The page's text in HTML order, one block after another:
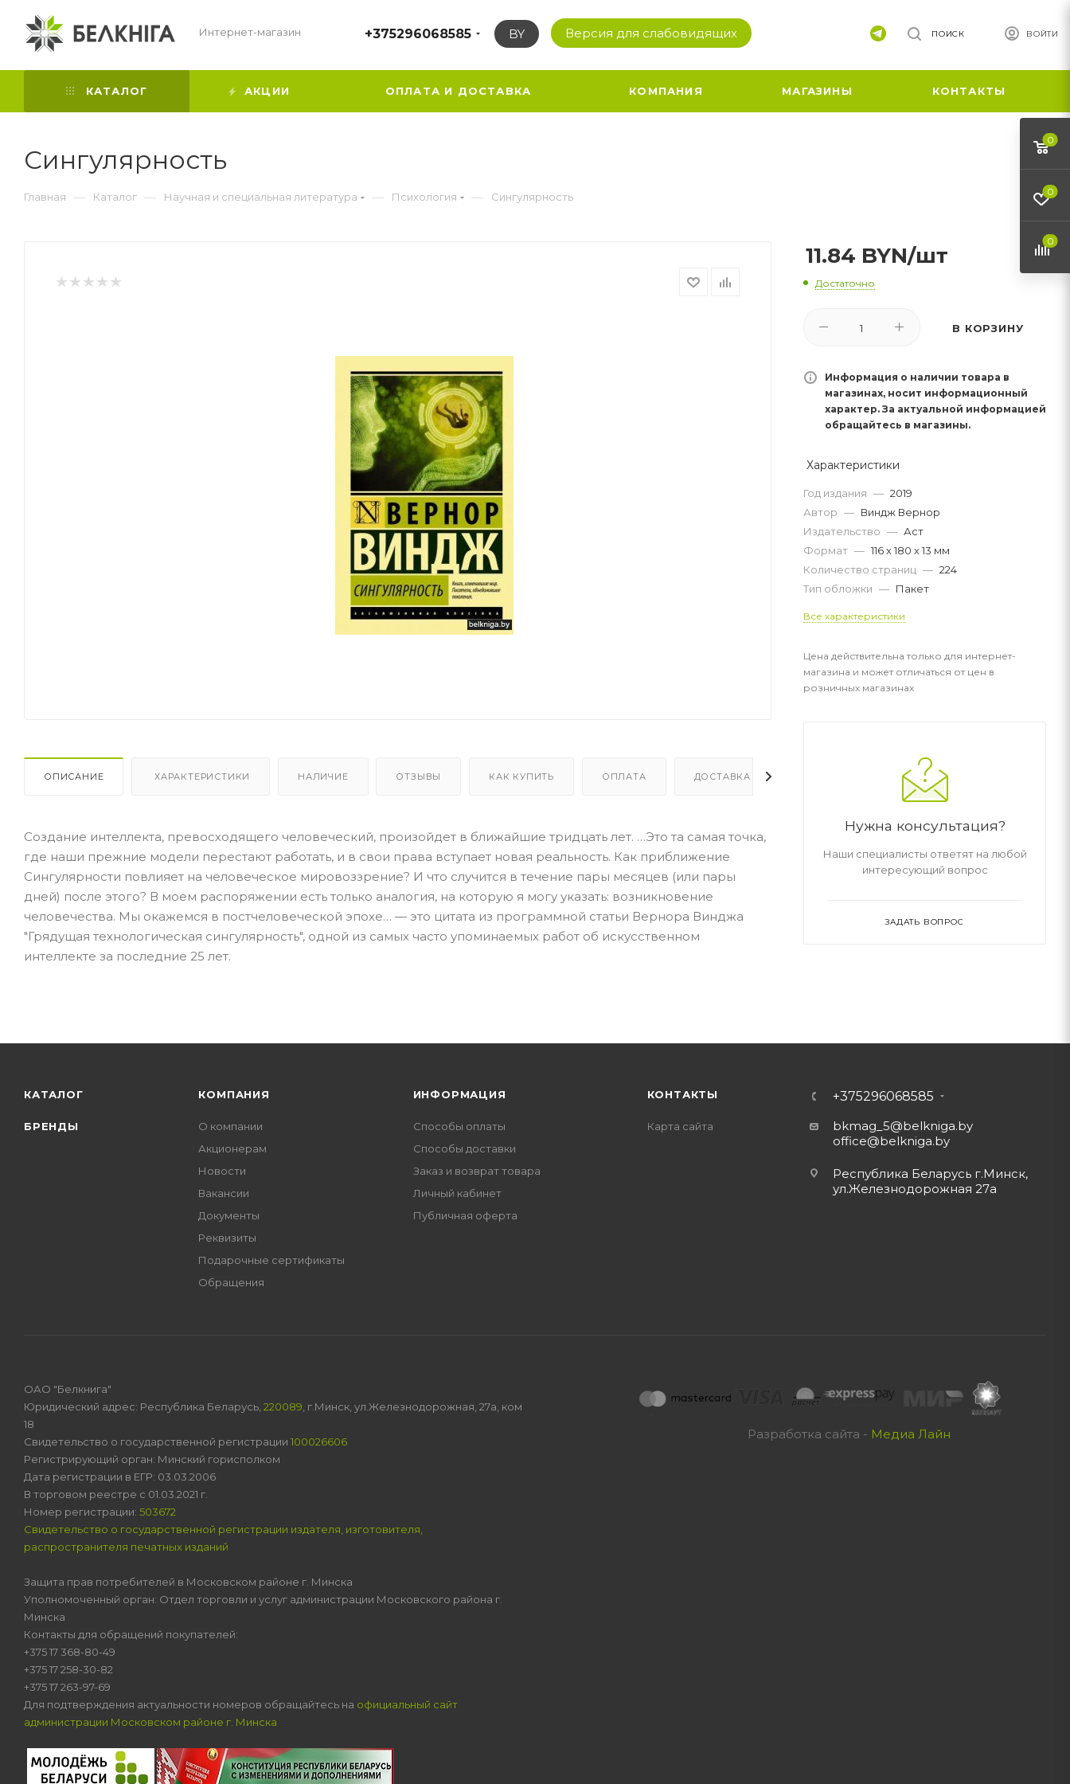
Интернет-магазин +375296068585 BY Версия для слабовидящих ВОЙТИ
ПОИСК
КАТАЛОГ АКЦИИ ОПЛАТА И ДОСТАВКА КОМПАНИЯ МАГАЗИНЫ КОНТАКТЫ
Сингулярность
Главная — Каталог — Научная и специальная литература — Психология — Сингулярность
ОПИСАНИЕ ХАРАКТЕРИСТИКИ НАЛИЧИЕ ОТЗЫВЫ КАК КУПИТЬ ОПЛАТА ДОСТАВКА
Создание интеллекта, превосходящего человеческий, произойдет в ближайшие тридцать лет. …Это та самая точка,
где наши прежние модели перестают работать, и в свои права вступает новая реальность. Как приближение
Сингулярности повлияет на человеческое мировоззрение? И что случится в течение пары месяцев (или пары
дней) после этого? В моем распоряжении есть только аналогия, на которую я могу указать: возникновение
человечества. Мы окажемся в постчеловеческой эпохе… — это цитата из программной статьи Вернора Винджа
"Грядущая технологическая сингулярность", одной из самых часто упоминаемых работ об искусственном
интеллекте за последние 25 лет.
11.84 BYN/шт
Достаточно
В КОРЗИНУ
Информация о наличии товара в
магазинах, носит информационный
характер. За актуальной информацией
обращайтесь в магазины.
Характеристики
Год издания — 2019
Автор — Виндж Вернор
Издательство — Аст
Формат — 116 х 180 x 13 мм
Количество страниц — 224
Тип обложки — Пакет
Все характеристики
Цена действительна только для интернет-
магазина и может отличаться от цен в
розничных магазинах
Нужна консультация?
Наши специалисты ответят на любой
интересующий вопрос
ЗАДАТЬ ВОПРОС
КАТАЛОГ
БРЕНДЫ
КОМПАНИЯ
О компании
Акционерам
Новости
Вакансии
Документы
Реквизиты
Подарочные сертификаты
Обращения
ИНФОРМАЦИЯ
Способы оплаты
Способы доставки
Заказ и возврат товара
Личный кабинет
Публичная оферта
КОНТАКТЫ
Карта сайта
+375296068585
bkmag_5@belkniga.by
office@belkniga.by
Республика Беларусь г.Минск,
ул.Железнодорожная 27а
Разработка сайта - Медиа Лайн
ОАО "Белкнига"
Юридический адрес: Республика Беларусь, 220089 , г.Минск, ул.Железнодорожная, 27а, ком
18
Свидетельство о государственной регистрации 100026606
Регистрирующий орган: Минский горисполком
Дата регистрации в ЕГР: 03.03.2006
В торговом реестре с 01.03.2021 г.
Номер регистрации: 503672
Свидетельство о государственной регистрации издателя, изготовителя,
распространителя печатных изданий
Защита прав потребителей в Московском районе г. Минска
Уполномоченный орган: Отдел торговли и услуг администрации Московского района г.
Минска
Контакты для обращений покупателей:
+375 17 368-80-49
+375 17 258-30-82
+375 17 263-97-69
Для подтверждения актуальности номеров обращайтесь на официальный сайт
администрации Московском районе г. Минска
0
0
0